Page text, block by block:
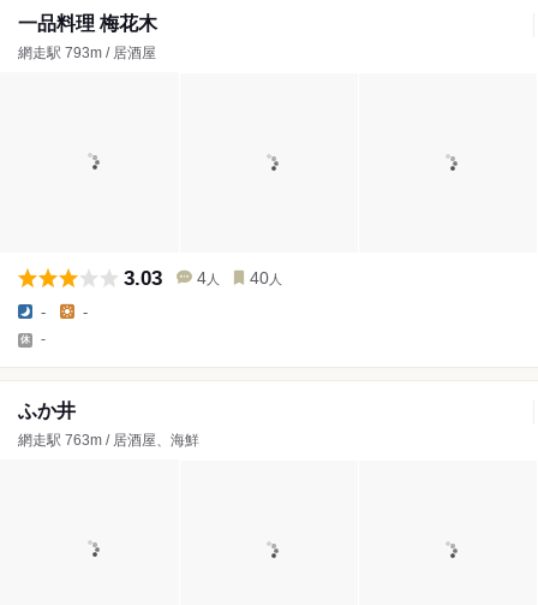
一品料理 梅花木
網走駅 793m / 居酒屋
3.03 4 人 40 人
- -
-
ふか井
網走駅 763m / 居酒屋、海鮮